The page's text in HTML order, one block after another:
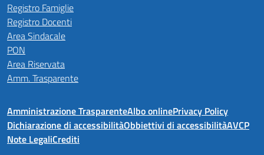
Registro Famiglie
Registro Docenti
Area Sindacale
PON
Area Riservata
Amm. Trasparente
Amministrazione TrasparenteAlbo onlinePrivacy Policy
Dichiarazione di accessibilitàObbiettivi di accessibilitàAVCP
Note LegaliCrediti